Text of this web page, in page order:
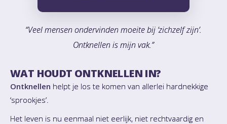
WAT HOUDT ONTKNELLEN IN?
“Veel mensen ondervinden moeite bij ‘zichzelf zijn’.
Ontknellen is mijn vak.”
Ontknellen helpt je los te komen van allerlei hardnekkige
‘sprookjes’.
Het leven is nu eenmaal niet eerlijk, niet rechtvaardig en